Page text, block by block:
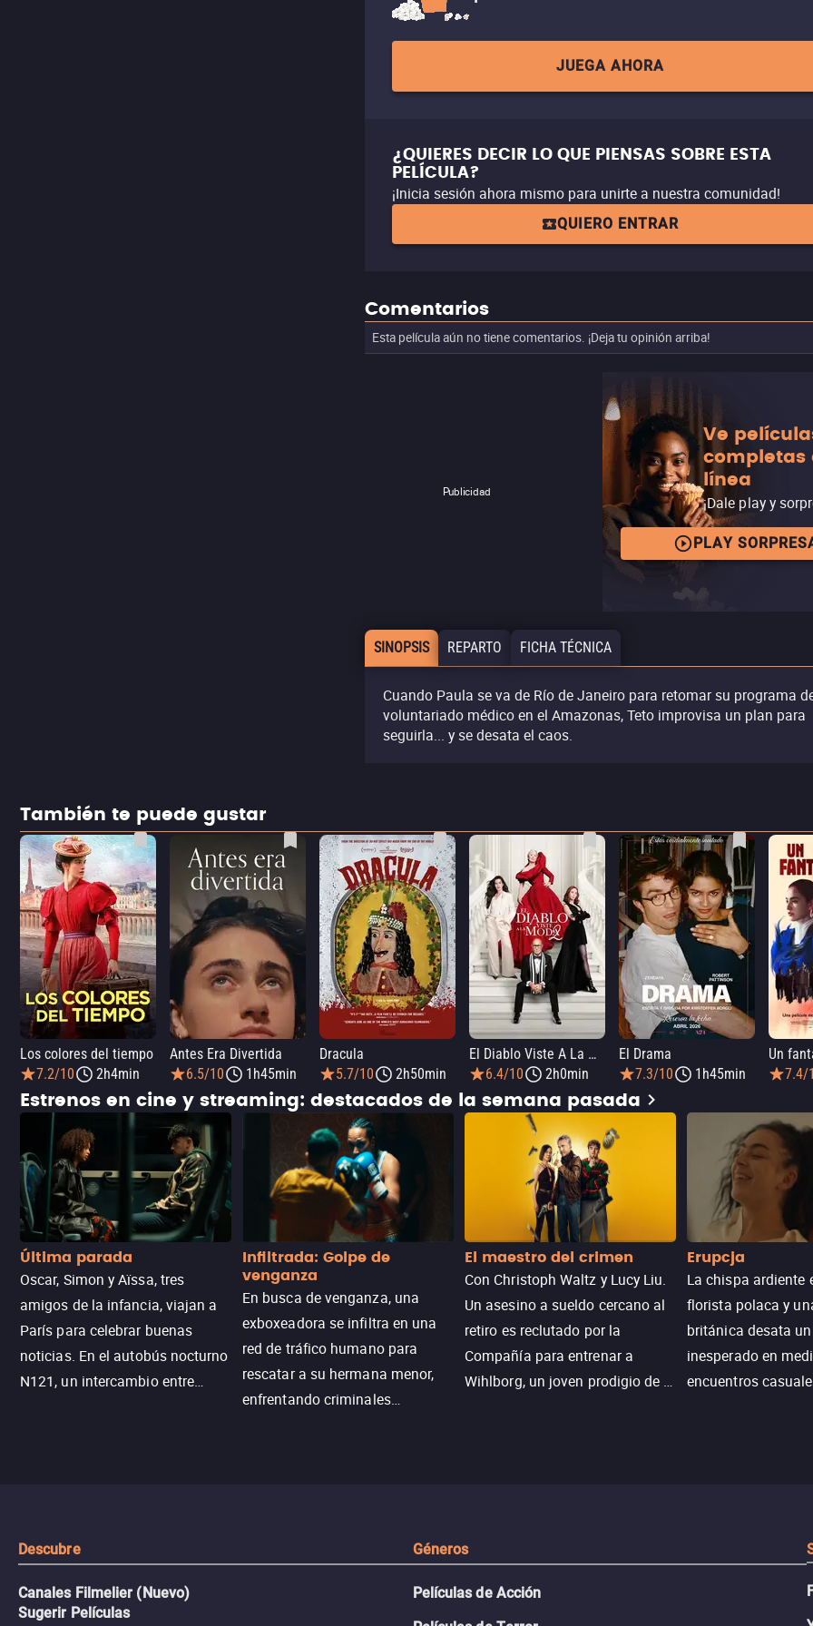
JUEGA AHORA
¿QUIERES DECIR LO QUE PIENSAS SOBRE ESTA
PELÍCULA?
¡Inicia sesión ahora mismo para unirte a nuestra comunidad!
QUIERO ENTRAR
Comentarios
Esta película aún no tiene comentarios. ¡Deja tu opinión arriba!
Publicidad
Ve
completas
línea
¡Dale play y
PLAY
SINOPSIS REPARTO FICHA TÉCNICA
Cuando Paula se va de Río de Janeiro para retomar su programa
voluntariado médico en el Amazonas, Teto improvisa un plan para
seguirla... y se desata el caos.
También te puede gustar
Los colores del tiempo
7.2/10
2h4min
Antes Era Divertida
6.5/10
1h45min
Dracula
5.7/10
2h50min
El Diablo Viste A La Moda 2
6.4/10
2h0min
El Drama
7.3/10
1h45min
7.4/
Estrenos en cine y streaming: destacados de la semana pasada
Última parada
Oscar, Simon y Aïssa, tres
amigos de la infancia, viajan a
París para celebrar buenas
noticias. En el autobús nocturno
N121, un intercambio entre
Infiltrada: Golpe de
venganza
En busca de venganza, una
exboxeadora se infiltra en una
red de tráfico humano para
rescatar a su hermana menor,
enfrentando criminales
El maestro del crimen
Con Christoph Waltz y Lucy Liu.
Un asesino a sueldo cercano al
retiro es reclutado por la
Compañía para entrenar a
Wihlborg, un joven prodigio de la
Erupcja
La chispa ardiente
florista polaca y
británica desata
inesperado en
encuentros
Descubre
Canales Filmelier (Nuevo)
Sugerir Películas
Géneros
Películas de Acción